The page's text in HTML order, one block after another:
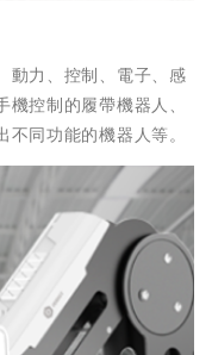
動力、控制、電子、感
控制的履帶機器人、
同功能的機器人等。